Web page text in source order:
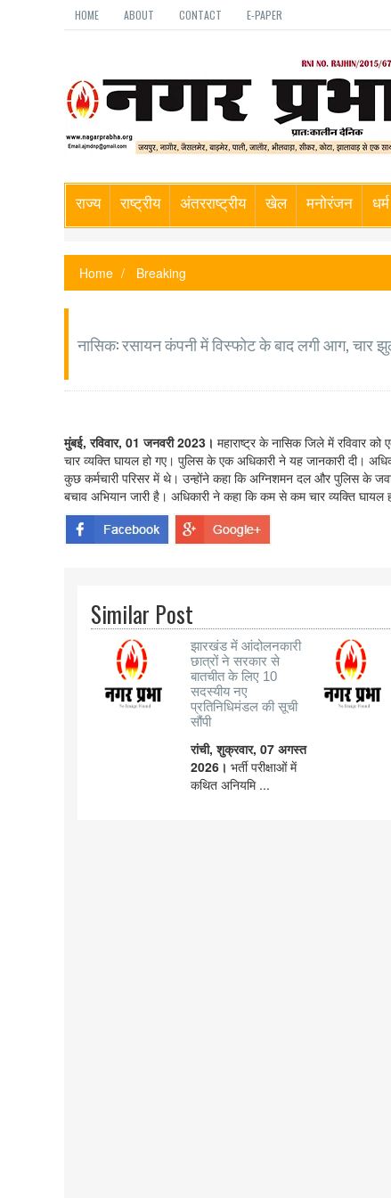
HOME ABOUT CONTACT E-PAPER
राज्य राष्ट्रीय अंतरराष्ट्रीय खेल मनोरंजन धर्म
Home Breaking
नासिक: रसायन कंपनी में विस्फोट के बाद लगी आग, चार
मुंबई, रविवार, 01 जनवरी 2023। महाराष्ट्र के नासिक जिले में रविवार
चार व्यक्ति घायल हो गए। पुलिस के एक अधिकारी ने यह जानकारी दी।
कुछ कर्मचारी परिसर में थे। उन्होंने कहा कि अग्निशमन दल और पुलिस के
बचाव अभियान जारी है। अधिकारी ने कहा कि कम से कम चार व्यक्ति
Similar Post
झारखंड में आंदोलनकारी
छात्रों ने सरकार से
बातचीत के लिए 10
सदस्यीय नए
प्रतिनिधिमंडल की सूची
सौंपी
रांची, शुक्रवार, 07 अगस्त
2026। भर्ती परीक्षाओं में
कथित अनियमि ...